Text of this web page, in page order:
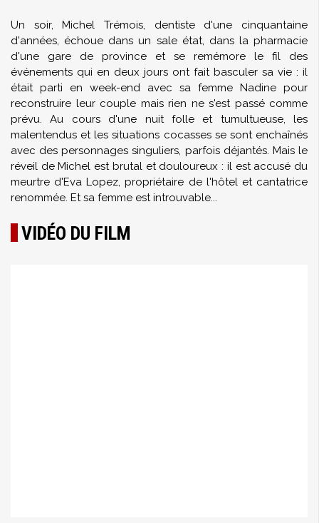
Un soir, Michel Trémois, dentiste d'une cinquantaine
d'années, échoue dans un sale état, dans la pharmacie
d'une gare de province et se remémore le fil des
événements qui en deux jours ont fait basculer sa vie : il
était parti en week-end avec sa femme Nadine pour
reconstruire leur couple mais rien ne s'est passé comme
prévu. Au cours d'une nuit folle et tumultueuse, les
malentendus et les situations cocasses se sont enchaînés
avec des personnages singuliers, parfois déjantés. Mais le
réveil de Michel est brutal et douloureux : il est accusé du
meurtre d'Eva Lopez, propriétaire de l'hôtel et cantatrice
renommée. Et sa femme est introuvable...
VIDÉO DU FILM